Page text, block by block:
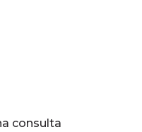
consulta